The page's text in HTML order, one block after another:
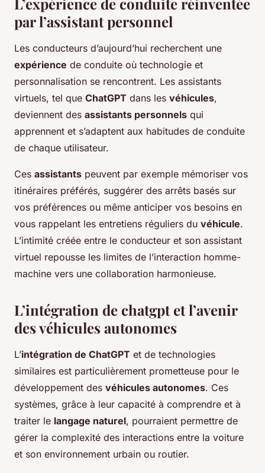
par l’assistant personnel
Les conducteurs d’aujourd’hui recherchent une
expérience de conduite où technologie et
personnalisation se rencontrent. Les assistants
virtuels, tel que ChatGPT dans les véhicules,
deviennent des assistants personnels qui
apprennent et s’adaptent aux habitudes de conduite
de chaque utilisateur.
Ces assistants peuvent par exemple mémoriser vos
itinéraires préférés, suggérer des arrêts basés sur
vos préférences ou même anticiper vos besoins en
vous rappelant les entretiens réguliers du véhicule.
L’intimité créée entre le conducteur et son assistant
virtuel repousse les limites de l’interaction homme-
machine vers une collaboration harmonieuse.
L’intégration de chatgpt et l’avenir
des véhicules autonomes
L’intégration de ChatGPT et de technologies
similaires est particulièrement prometteuse pour le
développement des véhicules autonomes. Ces
systèmes, grâce à leur capacité à comprendre et à
traiter le langage naturel, pourraient permettre de
gérer la complexité des interactions entre la voiture
et son environnement urbain ou routier.